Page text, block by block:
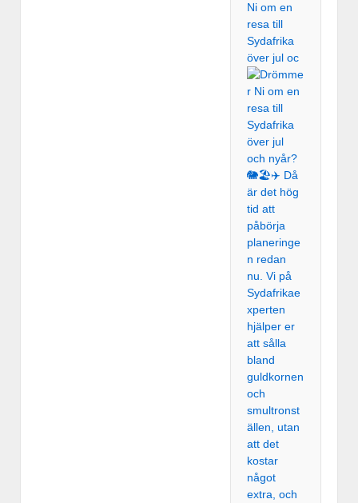
Ni om en
resa till
Sydafrika
över jul oc